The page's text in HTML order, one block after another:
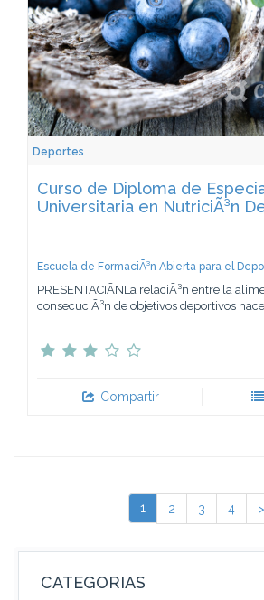
Deportes
Curso de Diploma de
Universitaria en NutriciÃ³n
Escuela de FormaciÃ³n Abierta para el
PRESENTACIÃNLa relaciÃ³n entre la
consecuciÃ³n de objetivos deportivos
Compartir
1 2 3 4 >
CATEGORIAS